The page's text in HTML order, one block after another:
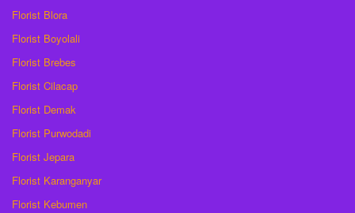
Florist Blora
Florist Boyolali
Florist Brebes
Florist Cilacap
Florist Demak
Florist Purwodadi
Florist Jepara
Florist Karanganyar
Florist Kebumen